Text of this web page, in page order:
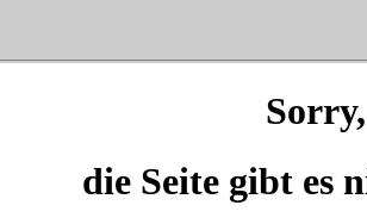
Sorry,
die Seite gibt es